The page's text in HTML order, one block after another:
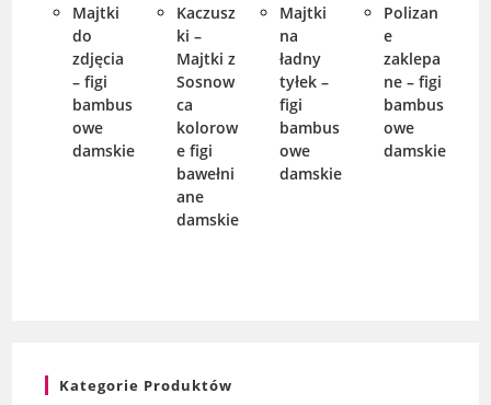
Majtki
do
zdjęcia
– figi
bambus
owe
damskie
Kaczusz
ki –
Majtki z
Sosnow
ca
kolorow
e figi
bawełni
ane
damskie
Majtki
na
ładny
tyłek –
figi
bambus
owe
damskie
Polizan
e
zaklepa
ne – figi
bambus
owe
damskie
Kategorie Produktów